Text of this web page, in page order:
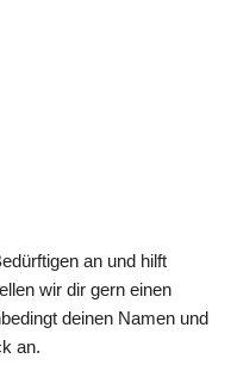
an und hilft
wir dir gern einen
deinen Namen und
an.